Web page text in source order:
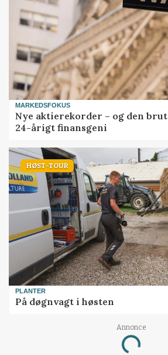
MARKEDSFOKUS
Nye aktierekorder – og den
24-årigt finansgeni
HØST-TOUR
PLANTER
På døgnvagt i høsten
Annonce